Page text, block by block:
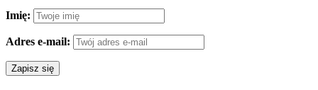
Imię:
Adres e-mail: